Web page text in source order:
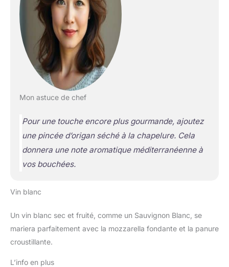
Mon astuce de chef
Pour une touche encore plus gourmande, ajoutez
une pincée d’origan séché à la chapelure. Cela
donnera une note aromatique méditerranéenne à
vos bouchées.
Vin blanc
Un vin blanc sec et fruité, comme un Sauvignon Blanc, se
mariera parfaitement avec la mozzarella fondante et la panure
croustillante.
L’info en plus